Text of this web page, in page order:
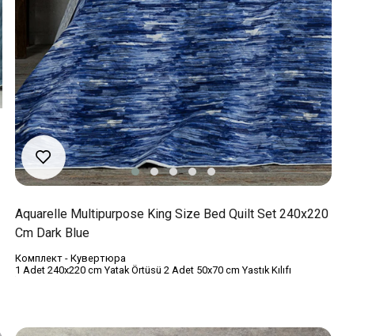
Aquarelle Multipurpose King Size Bed Quilt Set 240x220
Cm Dark Blue
Комплект - Кувертюра
1 Adet 240x220 cm Yatak Örtüsü 2 Adet 50x70 cm Yastık Kılıfı